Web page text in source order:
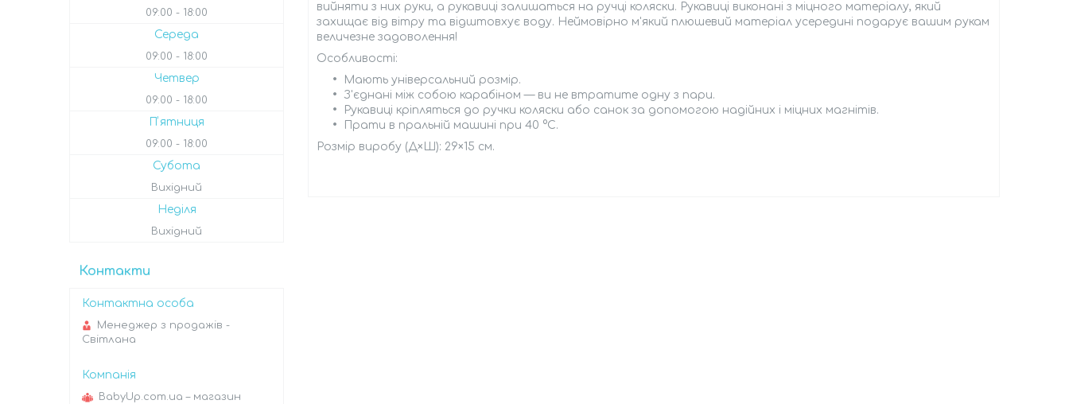
вийняти з них руки, а рукавиці залишаться на ручці коляски. Рукавиці виконані з міцного матеріалу, який
захищає від вітру та відштовхує воду. Неймовірно м'який плюшевий матеріал усередині подарує вашим рукам
величезне задоволення!
Особливості:
Мають універсальний розмір.
З'єднані між собою карабіном — ви не втратите одну з пари.
Рукавиці кріпляться до ручки коляски або санок за допомогою надійних і міцних магнітів.
Прати в пральній машині при 40 °C.
Розмір виробу (Д×Ш): 29×15 см.
09:00 18:00
Середа
09:00 18:00
Четвер
09:00 18:00
Пʼятниця
09:00 18:00
Субота
Вихідний
Неділя
Вихідний
Контакти
Менеджер з продажів -
Світлана
BabyUp.com.ua – магазин